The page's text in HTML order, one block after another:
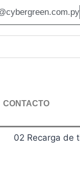
CONTACTO